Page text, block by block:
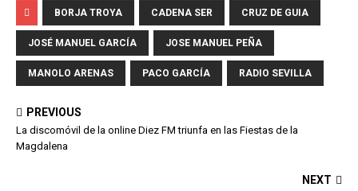
BORJA TROYA CADENA SER CRUZ DE GUIA
JOSÉ MANUEL GARCÍA JOSE MANUEL PEÑA
MANOLO ARENAS PACO GARCÍA RADIO SEVILLA
PREVIOUS
La discomóvil de la online Diez FM triunfa en las Fiestas de la
Magdalena
NEXT